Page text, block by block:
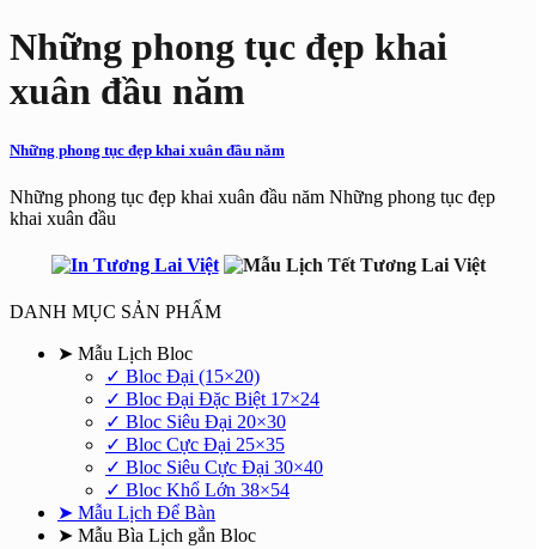
Những phong tục đẹp khai
xuân đầu năm
Những phong tục đẹp khai xuân đầu năm
Những phong tục đẹp khai xuân đầu năm Những phong tục đẹp
khai xuân đầu
DANH MỤC SẢN PHẨM
➤ Mẫu Lịch Bloc
✓ Bloc Đại (15×20)
✓ Bloc Đại Đặc Biệt 17×24
✓ Bloc Siêu Đại 20×30
✓ Bloc Cực Đại 25×35
✓ Bloc Siêu Cực Đại 30×40
✓ Bloc Khổ Lớn 38×54
➤ Mẫu Lịch Để Bàn
➤ Mẫu Bìa Lịch gắn Bloc